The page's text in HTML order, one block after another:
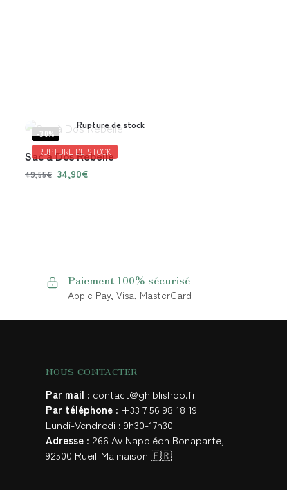
-30%
RUPTURE DE STOCK
Rupture de stock
Sac à Dos Rebelle
49,55€ 34,90€
Paiement 100% sécurisé
Apple Pay, Visa, MasterCard
NOUS CONTACTER
Par mail : contact@ghiblishop.fr
Par téléphone: +33 7 56 98 18 19
Lundi-Vendredi : 9h30-17h30
Adresse: 266 Av Napoléon Bonaparte,
92500 Rueil-Malmaison 🇫🇷